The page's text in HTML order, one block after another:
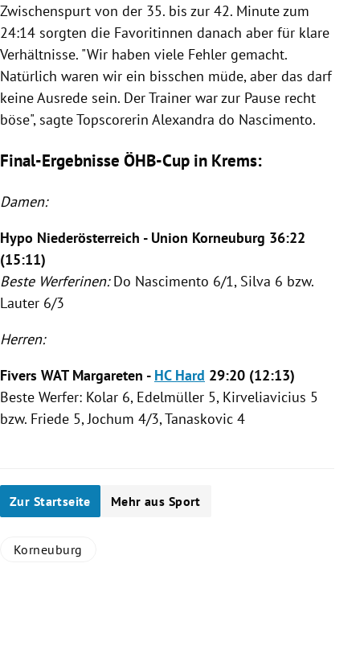
Zwischenspurt von der 35. bis zur 42. Minute zum
24:14 sorgten die Favoritinnen danach aber für klare
Verhältnisse. "Wir haben viele Fehler gemacht.
Natürlich waren wir ein bisschen müde, aber das darf
keine Ausrede sein. Der Trainer war zur Pause recht
böse", sagte Topscorerin Alexandra do Nascimento.
Final-Ergebnisse ÖHB-Cup in Krems:
Damen:
Hypo Niederösterreich - Union Korneuburg 36:22
(15:11)
Beste Werferinen:Do Nascimento 6/1, Silva 6 bzw.
Lauter 6/3
Herren:
Fivers WAT Margareten - HC Hard 29:20 (12:13)
Beste Werfer: Kolar 6, Edelmüller 5, Kirveliavicius 5
bzw. Friede 5, Jochum 4/3, Tanaskovic 4
Zur Startseite Mehr aus Sport
Korneuburg